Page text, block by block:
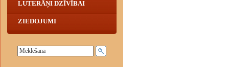
LUTERĀŅI DZĪVĪBAI
ZIEDOJUMI